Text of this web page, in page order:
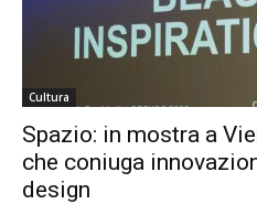
Cultura
Spazio: in mostra a
che coniuga
design